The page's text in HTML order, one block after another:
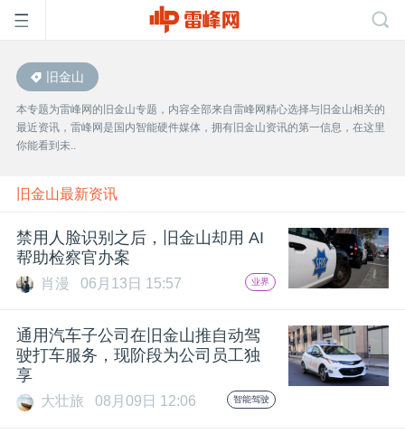
首
页
雷
峰
公
开
旧金山
本专题为雷峰网的旧金山专题，内容全部来自雷峰网精心选择与旧金山相关的
最近资讯，雷峰网是国内智能硬件媒体，拥有旧金山资讯的第一信息，在这里
你能看到未..
旧金山最新资讯
禁用人脸识别之后，旧金山却用 AI
帮助检察官办案
肖漫 06月13日 15:57 业界
通用汽车子公司在旧金山推自动驾
驶打车服务，现阶段为公司员工独
享
大壮旅 08月09日 12:06 智能驾驶